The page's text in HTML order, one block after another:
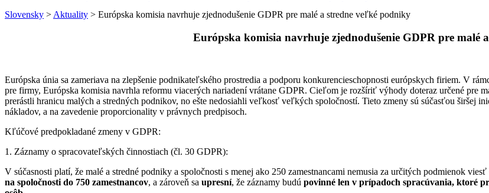
Slovensky > Aktuality > Európska komisia navrhuje zjednodušenie GDPR pre malé a stredne veľké podniky
Európska komisia navrhuje zjednodušenie GDPR pre malé
Európska únia sa zameriava na zlepšenie podnikateľského prostredia a podporu konkurencieschopnosti európskych firiem. V
pre firmy, Európska komisia navrhla reformu viacerých nariadení vrátane GDPR. Cieľom je rozšíriť výhody doteraz určené pre
prerástli hranicu malých a stredných podnikov, no ešte nedosiahli veľkosť veľkých spoločností. Tieto zmeny sú súčasťou širšej
nákladov, a na zavedenie proporcionality v právnych predpisoch.
Kľúčové predpokladané zmeny v GDPR:
1. Záznamy o spracovateľských činnostiach (čl. 30 GDPR):
V súčasnosti platí, že malé a stredné podniky a spoločnosti s menej ako 250 zamestnancami nemusia za určitých podmienok
na spoločnosti do 750 zamestnancov, a zároveň sa upresní, že záznamy budú povinné len v prípadoch spracúvania, ktoré